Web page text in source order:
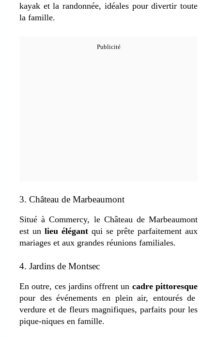
kayak et la randonnée, idéales pour divertir toute
la famille.
3. Château de Marbeaumont
Situé à Commercy, le Château de Marbeaumont
est un lieu élégant qui se prête parfaitement aux
mariages et aux grandes réunions familiales.
4. Jardins de Montsec
En outre, ces jardins offrent un cadre pittoresque
pour des événements en plein air, entourés de
verdure et de fleurs magnifiques, parfaits pour les
pique-niques en famille.